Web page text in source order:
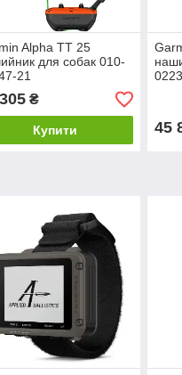
Alpha TT 25
для собак 010-
21
₴
Купити 45